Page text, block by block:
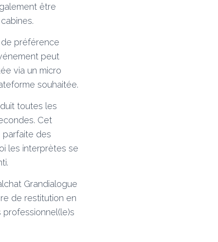
être
de préférence
peut
via un micro
souhaitée.
toutes les
Cet
des
les interprètes se
Grandialogue
de restitution en